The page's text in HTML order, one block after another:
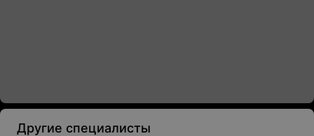
Другие специалисты